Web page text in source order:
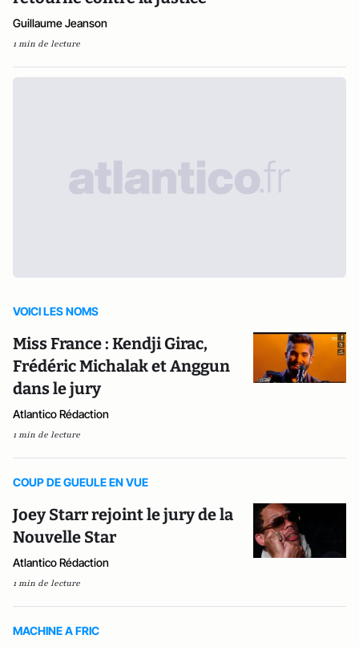
Guillaume Jeanson
1 min de lecture
VOICI LES NOMS
Miss France : Kendji Girac,
Frédéric Michalak et Anggun
dans le jury
Atlantico Rédaction
1 min de lecture
COUP DE GUEULE EN VUE
Joey Starr rejoint le jury de la
Nouvelle Star
Atlantico Rédaction
1 min de lecture
MACHINE A FRIC